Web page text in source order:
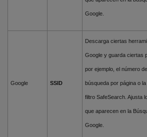
Google.
Google SSID
Descarga ciertas
Google y guarda ciertas
por ejemplo, el número
búsqueda por página o
filtro SafeSearch. Ajusta
que aparecen en la
Google.